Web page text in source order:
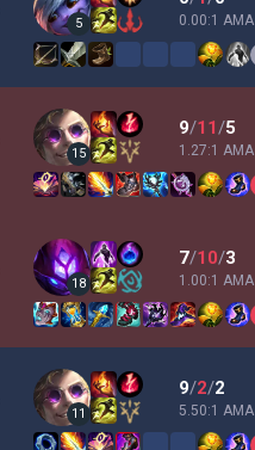
5 0.00:1 AMA
15
9/11/5
1.27:1 AMA
18
7/10/3
1.00:1 AMA
11
9/2/2
5.50:1 AMA